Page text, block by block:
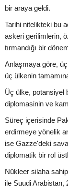
bir araya geldi.
Tarihi nitelikteki bu
askeri gerilimlerin,
tırmandığı bir
Anlaşmaya göre, üç
üç ülkenin
Üç ülke, potansiyel
diplomasinin ve
Süreç içerisinde
erdirmeye yönelik
ise Gazze'deki
diplomatik bir rol
Nükleer silaha
ile Suudi Arabistan,